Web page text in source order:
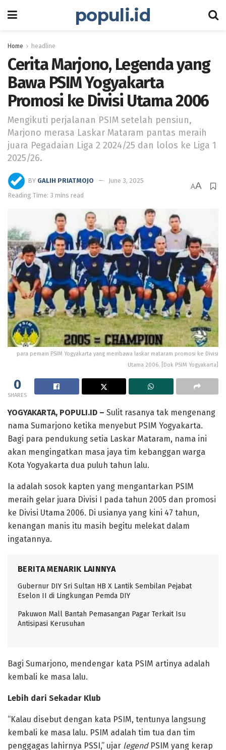
populi.id
Home headline
Cerita Marjono, Legenda yang
Bawa PSIM Yogyakarta
Promosi ke Divisi Utama 2006
Mengikuti perjalanan PSIM setelah pensiun,
Marjono merasa Laskar Mataram pantas meraih
juara Pegadaian Liga 2 2024/25 dan lolos ke Liga 1
2025/26.
BY GALIH PRIATMOJO
June 3, 2025
Reading Time: 3 mins read
AA
para pemain PSIM Yogyakarta yang membawa laskar mataram promosi ke Divisi
Utama 2006. [Dok PSIM Yogyakarta]
0
SHARES
YOGYAKARTA, POPULI.ID – Sulit rasanya tak mengenang
nama Sumarjono ketika menyebut PSIM Yogyakarta.
Bagi para pendukung setia Laskar Mataram, nama ini
akan mengingatkan masa jaya tim kebanggan warga
Kota Yogyakarta dua puluh tahun lalu.
Ia adalah sosok kapten yang mengantarkan PSIM
meraih gelar juara Divisi I pada tahun 2005 dan promosi
ke Divisi Utama 2006. Di usianya yang kini 47 tahun,
kenangan manis itu masih begitu melekat dalam
ingatannya.
BERITA MENARIK LAINNYA
Gubernur DIY Sri Sultan HB X Lantik Sembilan Pejabat
Eselon II di Lingkungan Pemda DIY
Pakuwon Mall Bantah Pemasangan Pagar Terkait Isu
Antisipasi Kerusuhan
Bagi Sumarjono, mendengar kata PSIM artinya adalah
kembali ke masa lalu.
Lebih dari Sekadar Klub
“Kalau disebut dengan kata PSIM, tentunya langsung
kembali ke masa lalu. PSIM adalah tim tua dan tim
penggagas lahirnya PSSI,” ujar legendPSIM yang kerap